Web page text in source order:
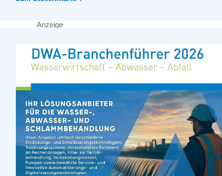
Anzeige